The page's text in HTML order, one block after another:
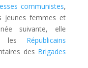
communistes,
jeunes femmes et
suivante, elle
les Républicains
des Brigades